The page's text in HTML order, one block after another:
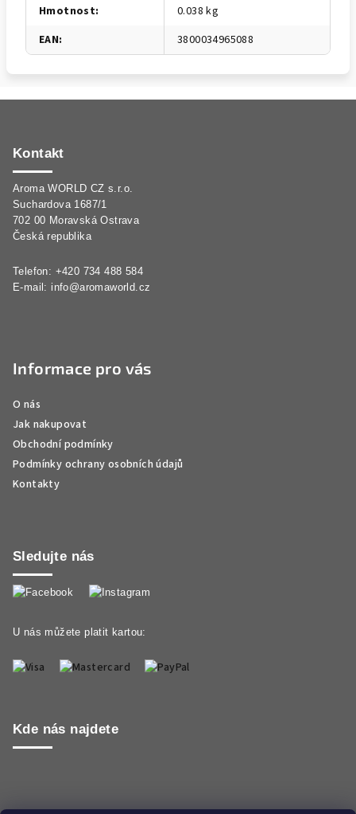
Hmotnost:
0.038 kg
EAN: 3800034965088
Kontakt
Aroma WORLD CZ s.r.o.
Suchardova 1687/1
702 00 Moravská Ostrava
Česká republika
Telefon: +420 734 488 584
E-mail: info@aromaworld.cz
Informace pro vás
O nás
Jak nakupovat
Obchodní podmínky
Podmínky ochrany osobních údajů
Kontakty
Sledujte nás
U nás můžete platit kartou:
Kde nás najdete